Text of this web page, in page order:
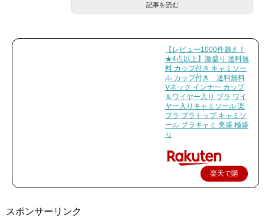
記事を読む
【レビュー1000件越え！
★4点以上】激盛り 送料無
料 カップ付き キャミソー
ル カップ付き 送料無料
Vネック インナー カップ
＆ワイヤー入り ブラ ワイ
ヤー入りキャミソール 楽
ブラ ブラトップ キャミソ
ール ブラキャミ 美盛 極盛
り
楽天で購
入
スポンサーリンク